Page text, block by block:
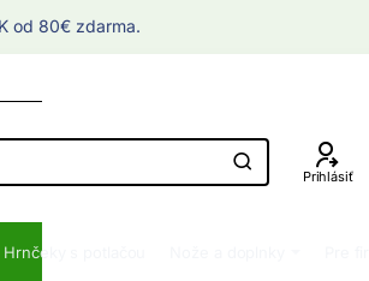
od 80€ zdarma.
Prihlásiť
Hrnčeky s potlačou